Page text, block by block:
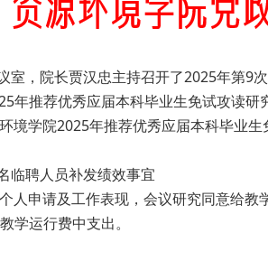
室，院长贾汉忠主持召开了2025年第9
年推荐优秀应届本科毕业生免试攻读研
境学院2025年推荐优秀应届本科毕业生
临聘人员补发绩效事宜
人申请及工作表现，会议研究同意给
学运行费中支出。